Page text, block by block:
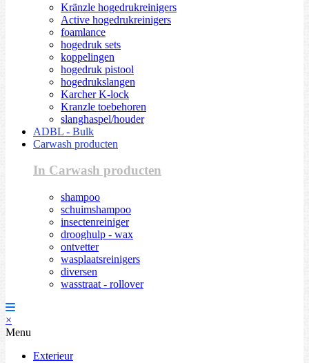
Kränzle hogedrukreinigers
Active hogedrukreinigers
foamlance
hogedruk sets
koppelingen
hogedruk pistool
hogedrukslangen
Karcher K-lock
Kranzle toebehoren
slanghaspel/houder
ADBL - Bulk
Carwash producten
In Carwash producten
shampoo
schuimshampoo
insectenreiniger
drooghulp - wax
ontvetter
wasplaatsreinigers
diversen
wasstraat - rollover
×
Menu
Exterieur